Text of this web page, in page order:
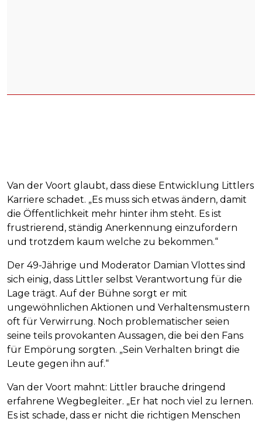
Van der Voort glaubt, dass diese Entwicklung Littlers
Karriere schadet. „Es muss sich etwas ändern, damit
die Öffentlichkeit mehr hinter ihm steht. Es ist
frustrierend, ständig Anerkennung einzufordern
und trotzdem kaum welche zu bekommen.“
Der 49-Jährige und Moderator Damian Vlottes sind
sich einig, dass Littler selbst Verantwortung für die
Lage trägt. Auf der Bühne sorgt er mit
ungewöhnlichen Aktionen und Verhaltensmustern
oft für Verwirrung. Noch problematischer seien
seine teils provokanten Aussagen, die bei den Fans
für Empörung sorgten. „Sein Verhalten bringt die
Leute gegen ihn auf.“
Van der Voort mahnt: Littler brauche dringend
erfahrene Wegbegleiter. „Er hat noch viel zu lernen.
Es ist schade, dass er nicht die richtigen Menschen